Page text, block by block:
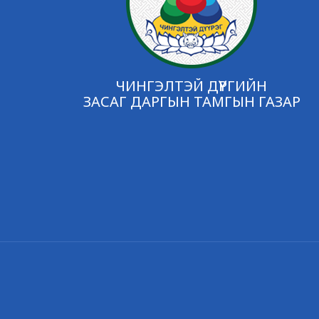
ЧИНГЭЛТЭЙ ДҮҮРГИЙН
ЗАСАГ ДАРГЫН ТАМГЫН ГАЗАР